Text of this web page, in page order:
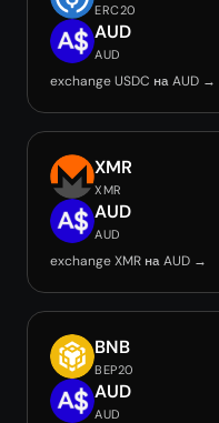
ERC20
AUD
AUD
exchange USDC на AUD →
XMR
XMR
AUD
AUD
exchange XMR на AUD →
BNB
BEP20
AUD
AUD